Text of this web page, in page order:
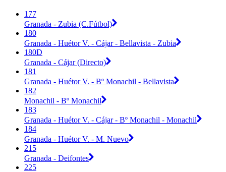
177
Granada - Zubia (C.Fútbol)
180
Granada - Huétor V. - Cájar - Bellavista - Zubia
180D
Granada - Cájar (Directo)
181
Granada - Huétor V. - Bº Monachil - Bellavista
182
Monachil - Bº Monachil
183
Granada - Huétor V. - Cájar - Bº Monachil - Monachil
184
Granada - Huétor V. - M. Nuevo
215
Granada - Deifontes
225